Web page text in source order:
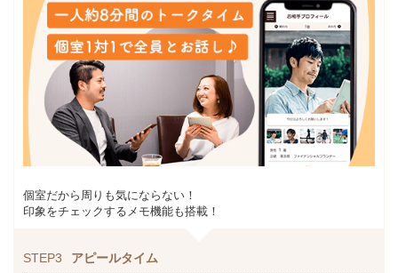
個室だから周りも気にならない！
印象をチェックするメモ機能も搭載！
STEP3 アピールタイム